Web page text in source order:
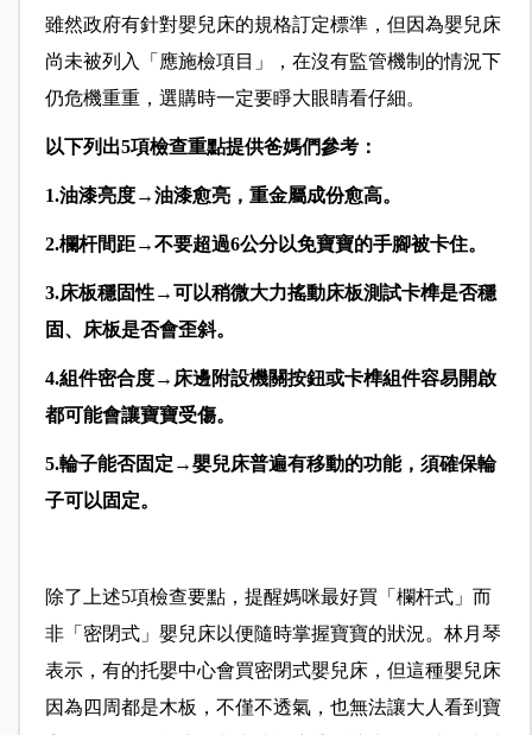
雖然政府有針對嬰兒床的規格訂定標準，但因為嬰兒床
尚未被列入「應施檢項目」，在沒有監管機制的情況下
仍危機重重，選購時一定要睜大眼睛看仔細。
以下列出5項檢查重點提供爸媽們參考：
1.油漆亮度→油漆愈亮，重金屬成份愈高。
2.欄杆間距→不要超過6公分以免寶寶的手腳被卡住。
3.床板穩固性→可以稍微大力搖動床板測試卡榫是否穩
固、床板是否會歪斜。
4.組件密合度→床邊附設機關按鈕或卡榫組件容易開啟
都可能會讓寶寶受傷。
5.輪子能否固定→嬰兒床普遍有移動的功能，須確保輪
子可以固定。
除了上述5項檢查要點，提醒媽咪最好買「欄杆式」而
非「密閉式」嬰兒床以便隨時掌握寶寶的狀況。林月琴
表示，有的托嬰中心會買密閉式嬰兒床，但這種嬰兒床
因為四周都是木板，不僅不透氣，也無法讓大人看到寶